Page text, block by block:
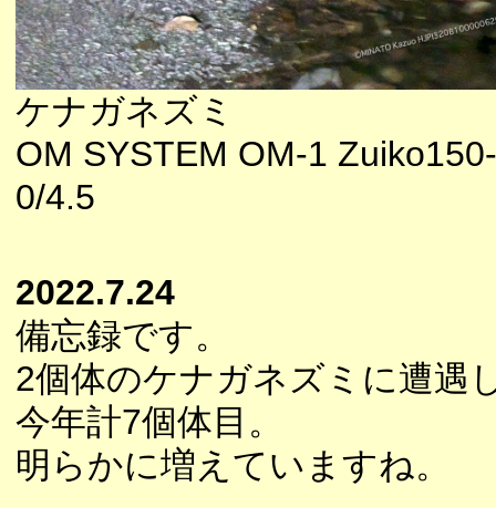
ケナガネズミ
OM SYSTEM OM-1
0/4.5
2022.7.24
備忘録です。
2個体のケナガネズミに遭遇
今年計7個体目。
明らかに増えていますね。